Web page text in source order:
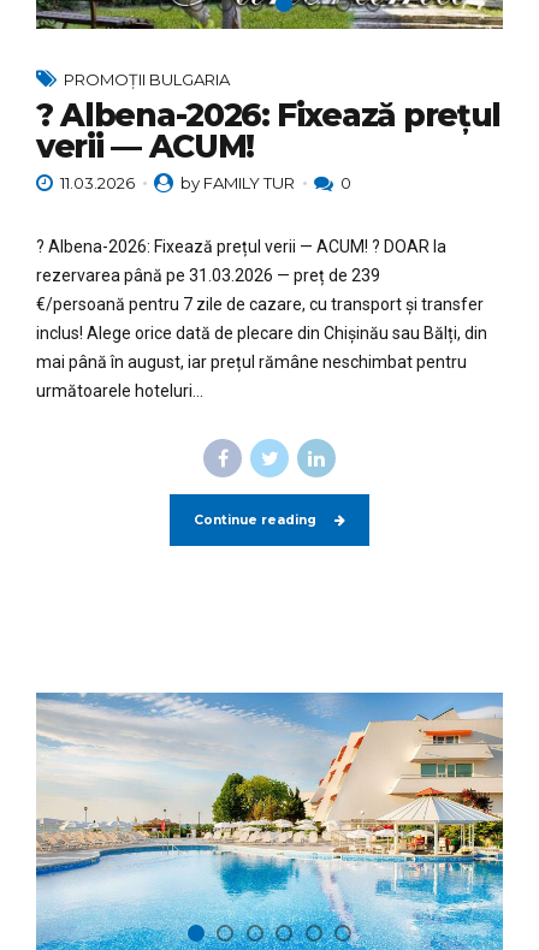
PROMOȚII BULGARIA
? Albena-2026: Fixează prețul
verii — ACUM!
11.03.2026 by FAMILY TUR 0
? Albena-2026: Fixează prețul verii — ACUM! ? DOAR la
rezervarea până pe 31.03.2026 — preț de 239
€/persoană pentru 7 zile de cazare, cu transport și transfer
inclus! Alege orice dată de plecare din Chișinău sau Bălți, din
mai până în august, iar prețul rămâne neschimbat pentru
următoarele hoteluri...
Continue reading